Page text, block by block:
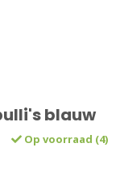
blauw
Op voorraad (4)